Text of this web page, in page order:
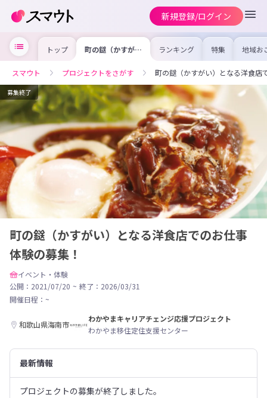
新規登録/ログイン
トップ 町の鎹（かすが
い）となる洋食店
募集！
ランキング 特集 地域お
の求
を集め
事内容
を比較
合った
けよう
スマウト プロジェクトをさがす 町の鎹（かすがい）となる洋食店
募集終了
町の鎹（かすがい）となる洋食店でのお仕事
体験の募集！
イベント・体験
公開：2021/07/20 ~ 終了：2026/03/31
開催日程： ~
和歌山県海南市
わかやまキャリアチェンジ応援プロジェクト
わかやま移住定住支援センター
最新情報
プロジェクトの募集が終了しました。